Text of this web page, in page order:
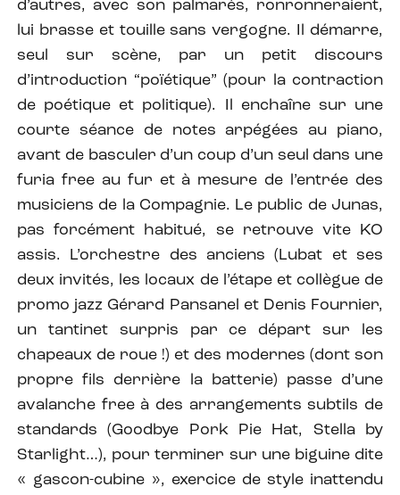
d’autres, avec son palmarès, ronronneraient,
lui brasse et touille sans vergogne. Il démarre,
seul sur scène, par un petit discours
d’introduction “poïétique” (pour la contraction
de poétique et politique). Il enchaîne sur une
courte séance de notes arpégées au piano,
avant de basculer d’un coup d’un seul dans une
furia free au fur et à mesure de l’entrée des
musiciens de la Compagnie. Le public de Junas,
pas forcément habitué, se retrouve vite KO
assis. L’orchestre des anciens (Lubat et ses
deux invités, les locaux de l’étape et collègue de
promo jazz Gérard Pansanel et Denis Fournier,
un tantinet surpris par ce départ sur les
chapeaux de roue !) et des modernes (dont son
propre fils derrière la batterie) passe d’une
avalanche free à des arrangements subtils de
standards (Goodbye Pork Pie Hat, Stella by
Starlight…), pour terminer sur une biguine dite
« gascon-cubine », exercice de style inattendu